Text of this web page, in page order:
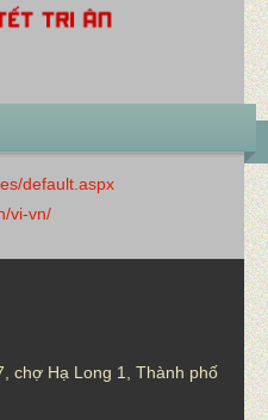
default.aspx
vi-vn/
chợ Hạ Long 1, Thành phố